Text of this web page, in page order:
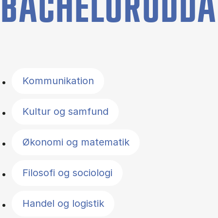
Kommunikation
Kultur og samfund
Økonomi og matematik
Filosofi og sociologi
Handel og logistik